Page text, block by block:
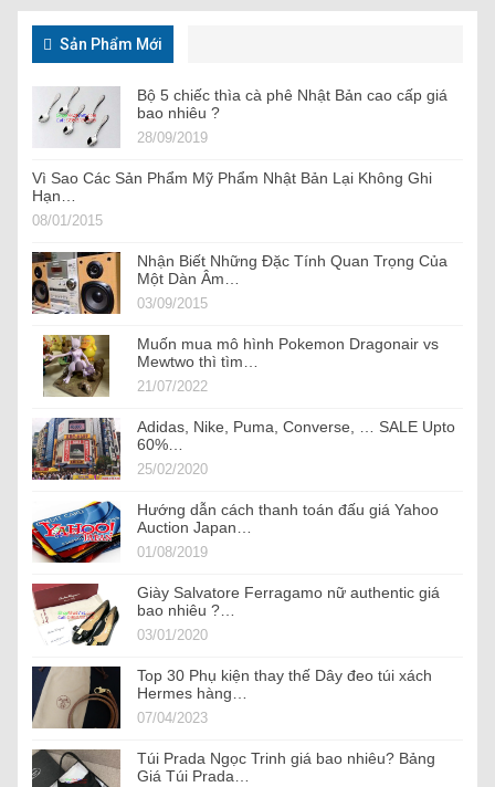
Sản Phẩm Mới
Bộ 5 chiếc thìa cà phê Nhật Bản cao cấp giá
bao nhiêu ?
28/09/2019
Vì Sao Các Sản Phẩm Mỹ Phẩm Nhật Bản Lại Không Ghi
Hạn…
08/01/2015
Nhận Biết Những Đặc Tính Quan Trọng Của
Một Dàn Âm…
03/09/2015
Muốn mua mô hình Pokemon Dragonair vs
Mewtwo thì tìm…
21/07/2022
Adidas, Nike, Puma, Converse, … SALE Upto
60%…
25/02/2020
Hướng dẫn cách thanh toán đấu giá Yahoo
Auction Japan…
01/08/2019
Giày Salvatore Ferragamo nữ authentic giá
bao nhiêu ?…
03/01/2020
Top 30 Phụ kiện thay thế Dây đeo túi xách
Hermes hàng…
07/04/2023
Túi Prada Ngọc Trinh giá bao nhiêu? Bảng
Giá Túi Prada…